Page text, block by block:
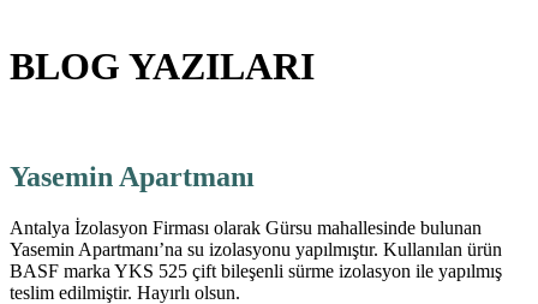
BLOG YAZILARI
Yasemin Apartmanı
Antalya İzolasyon Firması olarak Gürsu mahallesinde bulunan
Yasemin Apartmanı’na su izolasyonu yapılmıştır. Kullanılan ürün
BASF marka YKS 525 çift bileşenli sürme izolasyon ile yapılmış
teslim edilmiştir. Hayırlı olsun.